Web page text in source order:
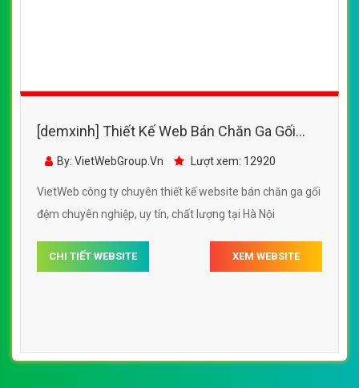
[demxinh] Thiết Kế Web Bán Chăn Ga Gối
Đệm Đệm Hàn đẹp SEO tốt
By: VietWebGroup.Vn Lượt xem: 12920
VietWeb công ty chuyên thiết kế website bán chăn ga gối
đệm chuyên nghiệp, uy tín, chất lượng tại Hà Nội
CHI TIẾT WEBSITE XEM WEBSITE